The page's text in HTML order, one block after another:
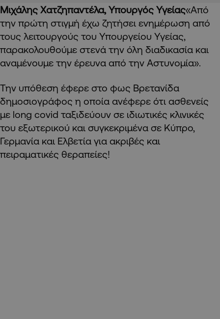
Μιχάλης Χατζηπαντέλα, Υπουργός Υγείας«Από
την πρώτη στιγμή έχω ζητήσει ενημέρωση από
τους λειτουργούς του Υπουργείου Υγείας,
παρακολουθούμε στενά την όλη διαδικασία και
αναμένουμε την έρευνα από την Αστυνομία».
Την υπόθεση έφερε στο φως Βρετανίδα
δημοσιογράφος η οποία ανέφερε ότι ασθενείς
με long covid ταξιδεύουν σε ιδιωτικές κλινικές
του εξωτερικού και συγκεκριμένα σε Κύπρο,
Γερμανία και Ελβετία για ακριβές και
πειραματικές θεραπείες!